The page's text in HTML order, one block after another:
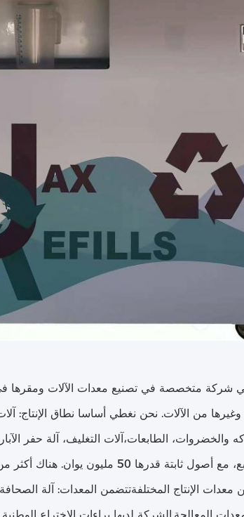
شركة متخصصة في تصنيع معدات الآلات ومقرها
وغيرها من الآلات. نحن نغطي أساسا نطاق الإنتاج:
من 100 مجموعة من معدات الإنتاج المختلفةتتضمن المعدات: